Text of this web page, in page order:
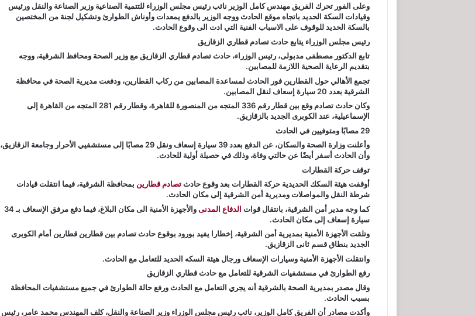
وعلى الفور تحرك الفريق مهندس كامل الوزير نائب رئيس مجلس الوزراء للتتمية الصناعية وزير الصناعة والنقل ورئيس
وقيادات السكة الحديد باتجاه موقع الحادث ووجه الوزير بالدفع يمعدات وأوناش الطوارئ وتشكيل لجنة من المختصين
بالسكة الحديد للوقوف على الاسباب الفنية التي ادت الى وقوع الحادث.
رئيس مجلس الوزراء يتابع حادث تصادم قطاري الزقازيق
تابع الدكتور مصطفى مدبولى، رئيس الوزراء، حادث تصادم قطاري الزقازيق مع وزير الصحة ومحافظ الشرقية، ووجه
بتقديم الرعاية الصحية اللازمة للمصابين.
تجمع الأهالي حول القطارين فور الحادث لمساعدة المصابين من ركاب القطارين، ودفعت مديرية الصحة في محافظة
الشرقية بعدد 20 سيارة إسعاف لنقل المصابين.
وكان حادث تصادم وقع بين قطار رقم 336 المتجه من المنصورة للقاهرة، وقطار رقم 281 المتجه من القاهرة إلى
الإسماعيلية، عند الكوبرى الجديد بالزقازيق.
29 مصابًا ومتوفيين في الحادث
وأعلنت وزارة الصحة والسكان، عن الدفع بعدد 39 سيارة إسعاف ونقل 29 مصابًا إلى مستشفيي الأحرار وجامعة الزقازيق،
وأن الحادث أسفر أيضًا عن حالتي وفاة، وذلك في حصيلة أولية للحادث.
توقف حركة القطارات
أوقفت هيئة السكك الحديدية حركة القطارات بعد وقوع حادثتصادم قطارين بمحافظة الشرقية، فيما انتقلت قيادات
شرطة النقل والمواصلات ومديرية أمن الشرقية إلى مكان الحادث.
كما وجه مدير أمن الشرقية، بانتقال قوات الدفاع المدنى
والأجهزة الأمنية الى مكان البلاغ، فيما دفع مرفق الإسعاف بـ 34
سيارة إسعاف إلى مكان الحادث.
وتلقت الأجهزة الأمنية بمديرية أمن الشرقية، إخطارا يفيد بورود بوقوع حادث تصادم بين قطارين قطارين أمام الكوبرى
الجديد بنطاق قسم ثانى الزقازيق.
وانتقلت الأجهزة الأمنية وسيارات الإسعاف ورجال هيئة السكه الحديد للتعامل مع الحادث.
رفع الطوارئ في مستشفيات الشرقية للتعامل مع حادث قطاري الزقازيق
وقال مصدر بمديرية الصحة بالشرقية أنه يجري التعامل مع الحادث ورفع حالة الطوارئ في جميع مستشفيات المحافظة
بسبب الحادث.
وأكدت مصادر أن الفريق كامل الوزير، نائب رئيس مجلس الوزراء وزير الصناعة والنقل، كلف المهندس محمد عامر، رئيس